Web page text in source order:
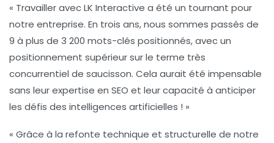
« Travailler avec LK Interactive a été un tournant pour
notre entreprise. En trois ans, nous sommes passés de
9 à plus de 3 200 mots-clés positionnés, avec un
positionnement supérieur sur le terme très
concurrentiel de saucisson. Cela aurait été impensable
sans leur expertise en SEO et leur capacité à anticiper
les défis des intelligences artificielles ! »
« Grâce à la refonte technique et structurelle de notre